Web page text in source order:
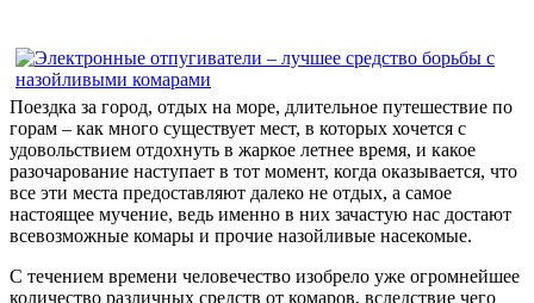
Поездка за город, отдых на море, длительное путешествие по
горам – как много существует мест, в которых хочется с
удовольствием отдохнуть в жаркое летнее время, и какое
разочарование наступает в тот момент, когда оказывается, что
все эти места предоставляют далеко не отдых, а самое
настоящее мучение, ведь именно в них зачастую нас достают
всевозможные комары и прочие назойливые насекомые.
С течением времени человечество изобрело уже огромнейшее
количество различных средств от комаров, вследствие чего